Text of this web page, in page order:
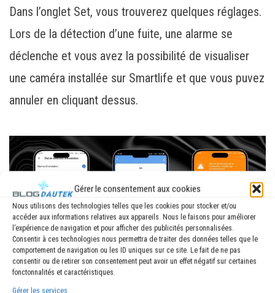
Gérer le consentement aux cookies
Nous utilisons des technologies telles que les cookies pour stocker et/ou
accéder aux informations relatives aux appareils. Nous le faisons pour améliorer
l’expérience de navigation et pour afficher des publicités personnalisées.
Consentir à ces technologies nous permettra de traiter des données telles que le
comportement de navigation ou les ID uniques sur ce site. Le fait de ne pas
consentir ou de retirer son consentement peut avoir un effet négatif sur certaines
fonctonnalités et caractéristiques.
Gérer les services
Dans l’onglet Set, vous trouverez quelques réglages.
Lors de la détection d’une fuite, une alarme se
déclenche et vous avez la possibilité de visualiser
une caméra installée sur Smartlife et que vous puvez
annuler en cliquant dessus.